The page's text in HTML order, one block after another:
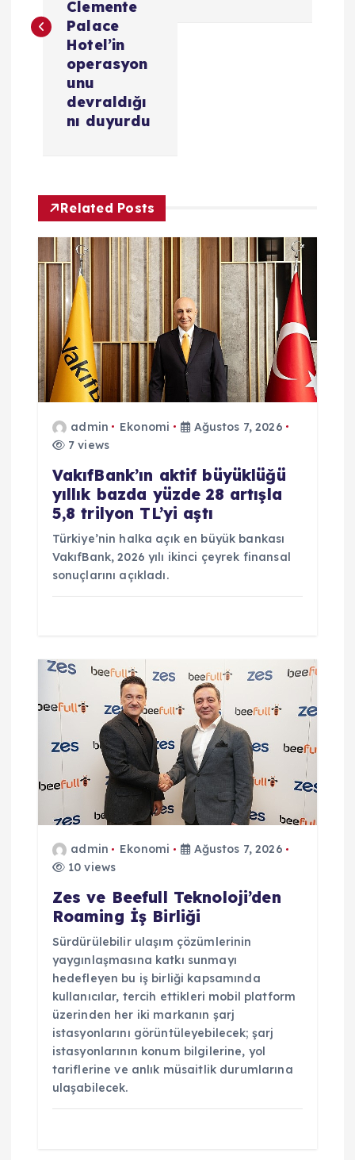
ı
n
m
e
s
Clemente
Palace
Hotel’in
operasyon
unu
devraldığı
nı duyurdu
Related Posts
admin Ekonomi
Ağustos 7, 2026
7 views
VakıfBank’ın aktif büyüklüğü
yıllık bazda yüzde 28 artışla
5,8 trilyon TL’yi aştı
Türkiye’nin halka açık en büyük bankası
VakıfBank, 2026 yılı ikinci çeyrek finansal
sonuçlarını açıkladı.
admin Ekonomi
Ağustos 7, 2026
10 views
Zes ve Beefull Teknoloji’den
Roaming İş Birliği
Sürdürülebilir ulaşım çözümlerinin
yaygınlaşmasına katkı sunmayı
hedefleyen bu iş birliği kapsamında
kullanıcılar, tercih ettikleri mobil platform
üzerinden her iki markanın şarj
istasyonlarını görüntüleyebilecek; şarj
istasyonlarının konum bilgilerine, yol
tariflerine ve anlık müsaitlik durumlarına
ulaşabilecek.